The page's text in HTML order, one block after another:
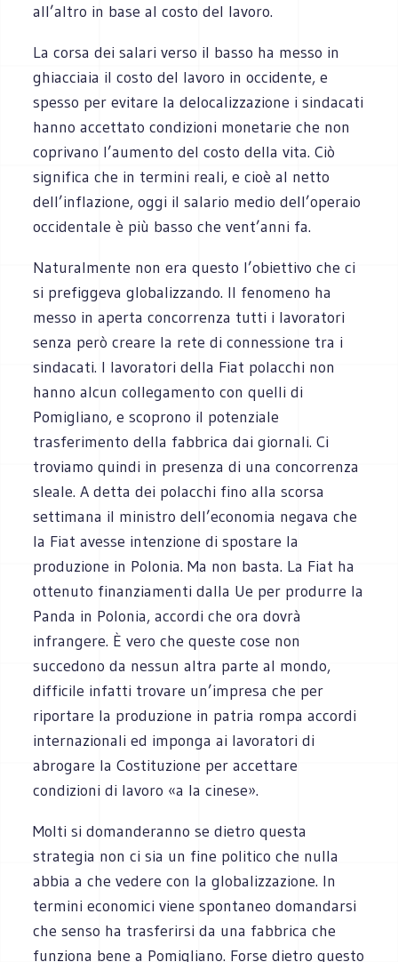
all’altro in base al costo del lavoro.
La corsa dei salari verso il basso ha messo in
ghiacciaia il costo del lavoro in occidente, e
spesso per evitare la delocalizzazione i sindacati
hanno accettato condizioni monetarie che non
coprivano l’aumento del costo della vita. Ciò
significa che in termini reali, e cioè al netto
dell’inflazione, oggi il salario medio dell’operaio
occidentale è più basso che vent’anni fa.
Naturalmente non era questo l’obiettivo che ci
si prefiggeva globalizzando. Il fenomeno ha
messo in aperta concorrenza tutti i lavoratori
senza però creare la rete di connessione tra i
sindacati. I lavoratori della Fiat polacchi non
hanno alcun collegamento con quelli di
Pomigliano, e scoprono il potenziale
trasferimento della fabbrica dai giornali. Ci
troviamo quindi in presenza di una concorrenza
sleale. A detta dei polacchi fino alla scorsa
settimana il ministro dell’economia negava che
la Fiat avesse intenzione di spostare la
produzione in Polonia. Ma non basta. La Fiat ha
ottenuto finanziamenti dalla Ue per produrre la
Panda in Polonia, accordi che ora dovrà
infrangere. È vero che queste cose non
succedono da nessun altra parte al mondo,
difficile infatti trovare un’impresa che per
riportare la produzione in patria rompa accordi
internazionali ed imponga ai lavoratori di
abrogare la Costituzione per accettare
condizioni di lavoro «a la cinese».
Molti si domanderanno se dietro questa
strategia non ci sia un fine politico che nulla
abbia a che vedere con la globalizzazione. In
termini economici viene spontaneo domandarsi
che senso ha trasferirsi da una fabbrica che
funziona bene a Pomigliano. Forse dietro questo